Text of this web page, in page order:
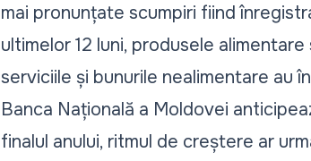
mai pronunțate scumpiri fiind
ultimelor 12 luni, produsele
serviciile și bunurile nealimentare au
Banca Națională a Moldovei
finalul anului, ritmul de creștere ar